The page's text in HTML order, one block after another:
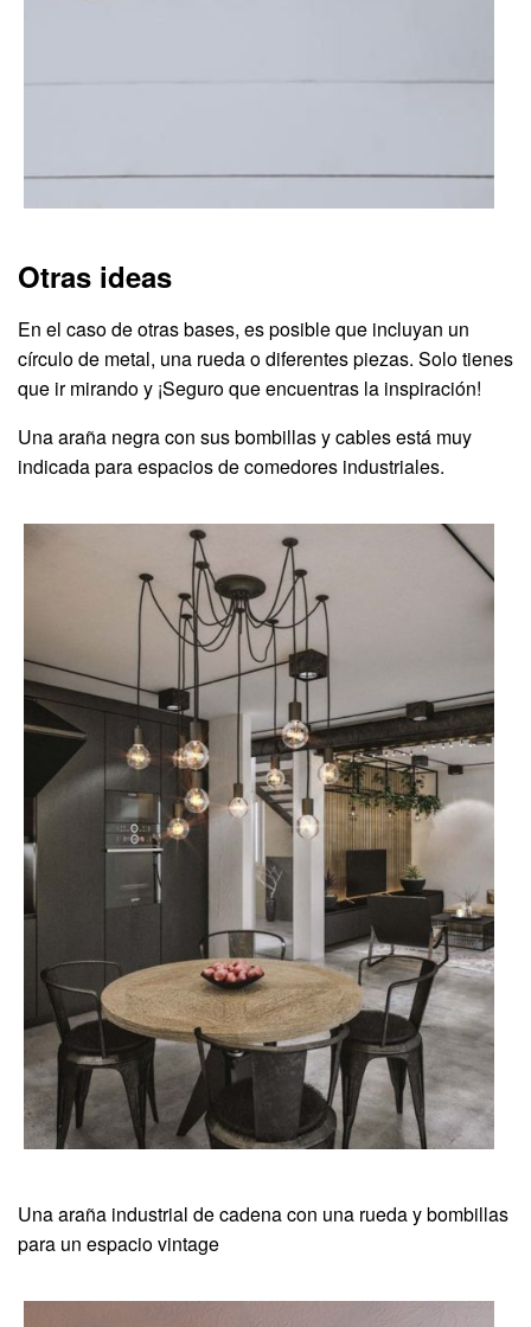
Otras ideas
En el caso de otras bases, es posible que incluyan un
círculo de metal, una rueda o diferentes piezas. Solo tienes
que ir mirando y ¡Seguro que encuentras la inspiración!
Una araña negra con sus bombillas y cables está muy
indicada para espacios de comedores industriales.
Una araña industrial de cadena con una rueda y bombillas
para un espacio vintage